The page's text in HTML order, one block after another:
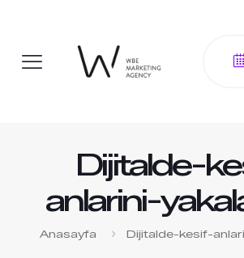
Dijitalde-
anlarini-
Anasayfa Dijitalde-kesif-